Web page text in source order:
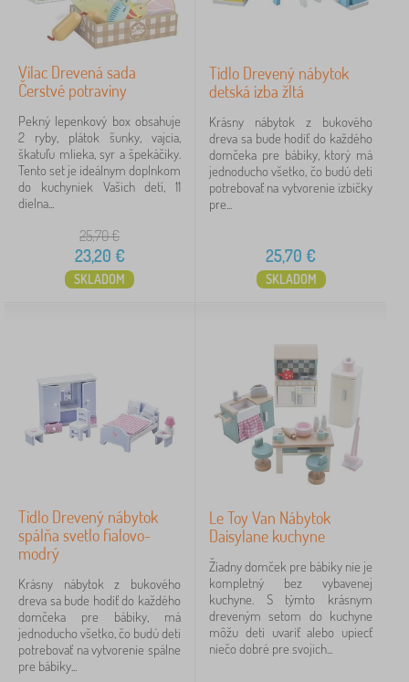
Vilac Drevená sada
Čerstvé potraviny
Pekný lepenkový box obsahuje
2 ryby, plátok šunky, vajcia,
škatuľu mlieka, syr a špekáčiky.
Tento set je ideálnym doplnkom
do kuchyniek Vašich detí, 11
dielna...
25,70€
23,20 €
SKLADOM
Tidlo Drevený nábytok
detská izba žltá
Krásny nábytok z bukového
dreva sa bude hodiť do každého
domčeka pre bábiky, ktorý má
jednoducho všetko, čo budú deti
potrebovať na vytvorenie izbičky
pre...
25,70 €
SKLADOM
Tidlo Drevený nábytok
spálňa svetlo fialovo-
modrý
Krásny nábytok z bukového
dreva sa bude hodiť do každého
domčeka pre bábiky, má
jednoducho všetko, čo budú deti
potrebovať na vytvorenie spálne
pre bábiky...
Le Toy Van Nábytok
Daisylane kuchyne
Žiadny domček pre bábiky nie je
kompletný bez vybavenej
kuchyne. S týmto krásnym
dreveným setom do kuchyne
môžu deti uvariť alebo upiecť
niečo dobré pre svojich...